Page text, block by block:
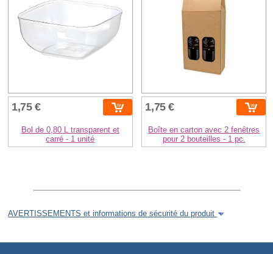
1,75 €
Bol de 0,80 L transparent et
carré - 1 unité
1,75 €
Boîte en carton avec 2 fenêtres
pour 2 bouteilles - 1 pc.
AVERTISSEMENTS et informations de sécurité du produit